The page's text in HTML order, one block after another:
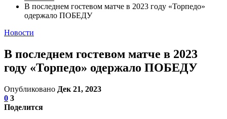
В последнем гостевом матче в 2023 году «Торпедо»
одержало ПОБЕДУ
Новости
В последнем гостевом матче в 2023
году «Торпедо» одержало ПОБЕДУ
Опубликовано Дек 21, 2023
0 3
Поделится